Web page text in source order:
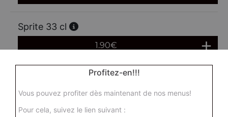
Sprite 33 cl
1.90€
1.90€
Profitez-en!!!
Vous pouvez profiter dès maintenant de nos menus!
Pour cela, suivez le lien suivant :